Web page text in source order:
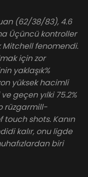
(62/38/83), 4.6
Üçüncü kontroller
Mitchell fenomendi.
için zor
yaklaşık%
yüksek hacimli
geçen yılki 75.2%
rüzgarmill-
shots. Kanın
kalır, onu ligde
biri